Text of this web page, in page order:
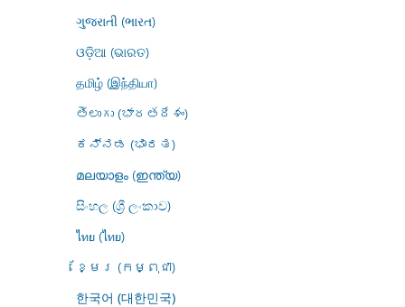
ગુજરાતી (ભારત)
ଓଡ଼ିଆ (ଭାରତ)
தமிழ் (இந்தியா)
తెలుగు (భారతదేశం)
ಕನ್ನಡ (ಭಾರತ)
മലയാളം (ഇന്ത്യ)
සිංහල (ශ්‍රී ලංකාව)
ไทย (ไทย)
ខ្មែរ (កម្ពុជា)
한국어 (대한민국)